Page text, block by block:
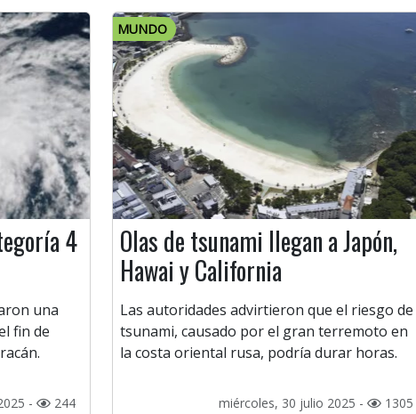
4
una
fin de
- 244
MUNDO
Olas de tsunami llegan a Japón,
Hawai y California
Las autoridades advirtieron que el riesgo de
tsunami, causado por el gran terremoto en
la costa oriental rusa, podría durar horas.
miércoles, 30 julio 2025 - 1305